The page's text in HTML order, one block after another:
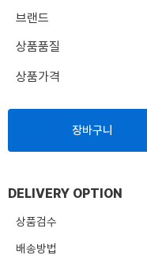
브랜드
상품품질
상품가격
장바구니
DELIVERY OPTION
상품검수
배송방법